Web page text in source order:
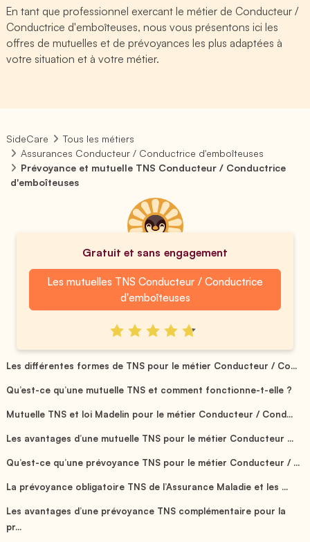
En tant que professionnel exercant le métier de Conducteur /
Conductrice d'emboîteuses, nous vous présentons ici les
offres de mutuelles et de prévoyances les plus adaptées à
votre situation et à votre métier.
SideCare
Tous les métiers
Assurances Conducteur / Conductrice d'emboîteuses
Prévoyance et mutuelle TNS Conducteur / Conductrice
d'emboîteuses
Gratuit et sans engagement
Les mutuelles TNS Conducteur / Conductrice
d'emboîteuses
Les différentes formes de TNS pour le métier Conducteur / Co...
Qu’est-ce qu’une mutuelle TNS et comment fonctionne-t-elle ?
Mutuelle TNS et loi Madelin pour le métier Conducteur / Cond...
Les avantages d’une mutuelle TNS pour le métier Conducteur ...
Qu’est-ce qu’une prévoyance TNS pour le métier Conducteur / ...
La prévoyance obligatoire TNS de l’Assurance Maladie et les ...
Les avantages d’une prévoyance TNS complémentaire pour la
pr...